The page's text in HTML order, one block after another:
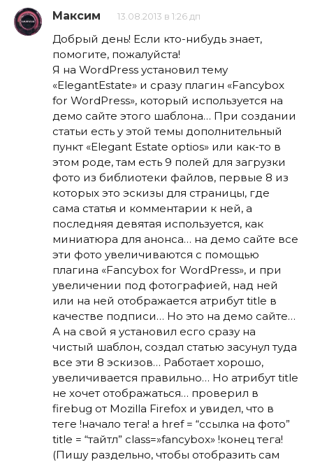
Максим 13.08.2013 в 1:26 дп
Добрый день! Если кто-нибудь знает,
помогите, пожалуйста!
Я на WordPress установил тему
«ElegantEstate» и сразу плагин «Fancybox
for WordPress», который используется на
демо сайте этого шаблона… При создании
статьи есть у этой темы дополнительный
пункт «Elegant Estate optios» или как-то в
этом роде, там есть 9 полей для загрузки
фото из библиотеки файлов, первые 8 из
которых это эскизы для страницы, где
сама статья и комментарии к ней, а
последняя девятая используется, как
миниатюра для анонса… на демо сайте все
эти фото увеличиваются с помощью
плагина «Fancybox for WordPress», и при
увеличении под фотографией, над ней
или на ней отображается атрибут title в
качестве подписи… Но это на демо сайте…
А на свой я установил есго сразу на
чистый шаблон, создал статью засунул туда
все эти 8 эскизов… Работает хорошо,
увеличивается правильно… Но атрибут title
не хочет отображаться… проверил в
firebug от Mozilla Firefox и увидел, что в
теге !начало тега! a href = “ссылка на фото”
title = “тайтл” class=»fancybox» !конец тега!
(Пишу раздельно, чтобы отобразить сам